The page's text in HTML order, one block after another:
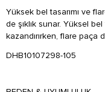
Yüksek bel tasarımı ve
de şıklık sunar. Yüksel
kazandırırken, flare paça
DHB10107298-105